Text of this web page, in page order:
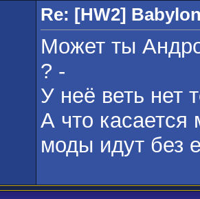
Re: [HW2]
Может ты
? -
У неё веть нет
А что касается
моды идут без